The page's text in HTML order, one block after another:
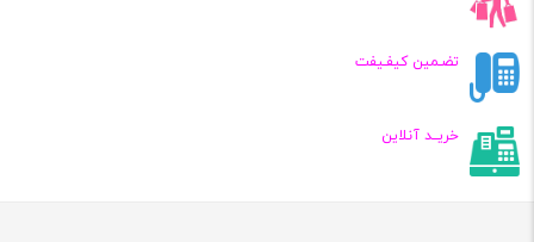
تضـمین کیفـیفت
خریــد آنلاین